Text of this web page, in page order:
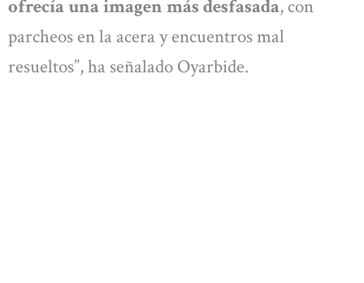
ofrecía una imagen más desfasada, con
parcheos en la acera y encuentros mal
resueltos”, ha señalado Oyarbide.